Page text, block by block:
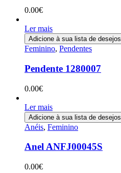
0.00€
Ler mais
Adicione à sua lista de desejos
Feminino, Pendentes
Pendente 1280007
0.00€
Ler mais
Adicione à sua lista de desejos
Anéis, Feminino
Anel ANFJ00045S
0.00€